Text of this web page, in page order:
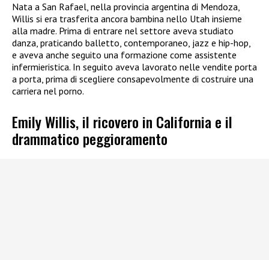
Nata a San Rafael, nella provincia argentina di Mendoza,
Willis si era trasferita ancora bambina nello Utah insieme
alla madre. Prima di entrare nel settore aveva studiato
danza, praticando balletto, contemporaneo, jazz e hip-hop,
e aveva anche seguito una formazione come assistente
infermieristica. In seguito aveva lavorato nelle vendite porta
a porta, prima di scegliere consapevolmente di costruire una
carriera nel porno.
Emily Willis, il ricovero in California e il
drammatico peggioramento